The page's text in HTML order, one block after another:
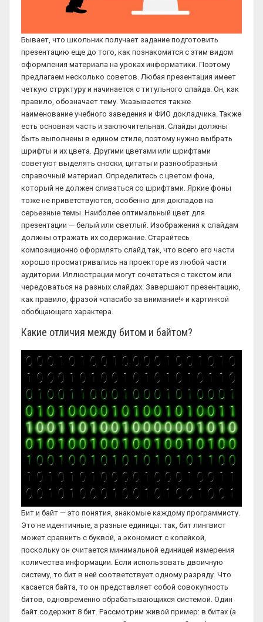
Бывает, что школьник получает задание подготовить
презентацию еще до того, как познакомится с этим видом
оформления материала на уроках информатики. Поэтому
предлагаем несколько советов. Любая презентация имеет
четкую структуру и начинается с титульного слайда. Он, как
правило, обозначает тему. Указывается также
наименование учебного заведения и ФИО докладчика. Также
есть основная часть и заключительная. Слайды должны
быть выполнены в едином стиле, поэтому нужно выбрать
шрифты и их цвета. Другими цветами или шрифтами
советуют выделять сноски, цитаты и разнообразный
справочный материал. Определитесь с цветом фона,
который не должен сливаться со шрифтами. Яркие фоны
тоже не приветствуются, особенно для докладов на
серьезные темы. Наиболее оптимальный цвет для
презентации — белый или светлый. Изображения к слайдам
должны отражать их содержание. Старайтесь
композиционно оформлять слайд так, что всего его части
хорошо просматривались на проекторе из любой части
аудитории. Иллюстрации могут сочетаться с текстом или
чередоваться на разных слайдах. Завершают презентацию,
как правило, фразой «спасибо за внимание!» и картинкой
обобщающего характера.
Какие отличия между битом и байтом?
Бит и байт — это понятия, знакомые каждому программисту.
Это не идентичные, а разные единицы: так, бит лингвист
может сравнить с буквой, а экономист с копейкой,
поскольку он считается минимальной единицей измерения
количества информации. Если использовать двоичную
систему, то бит в ней соответствует одному разряду. Что
касается байта, то он представляет собой совокупность
битов, одновременно обрабатывающихся системой. Один
байт содержит 8 бит. Рассмотрим живой пример: в битах (а